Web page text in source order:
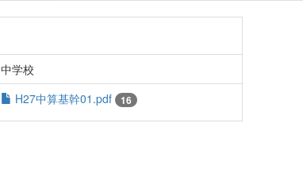
中学校
H27中算基幹01.pdf 16